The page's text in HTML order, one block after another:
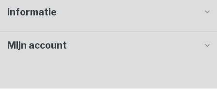
Informatie
Mijn account